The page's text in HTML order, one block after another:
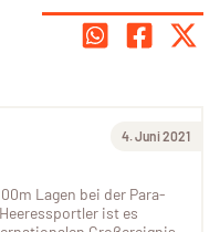
4. Juni 2021
Lagen bei der Para-
ist es